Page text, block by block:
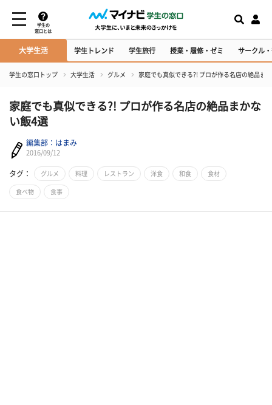
学生の
窓口とは
大学生活 学生トレンド 学生旅行 授業・履修・ゼミ サークル
学生の窓口トップ 大学生活 グルメ 家庭でも真似できる?! プロが作る名店の絶品ま
家庭でも真似できる?! プロが作る名店の絶品まかな
い飯4選
編集部：はまみ
2016/09/12
タグ： グルメ 料理 レストラン 洋食 和食 食材
食べ物 食事